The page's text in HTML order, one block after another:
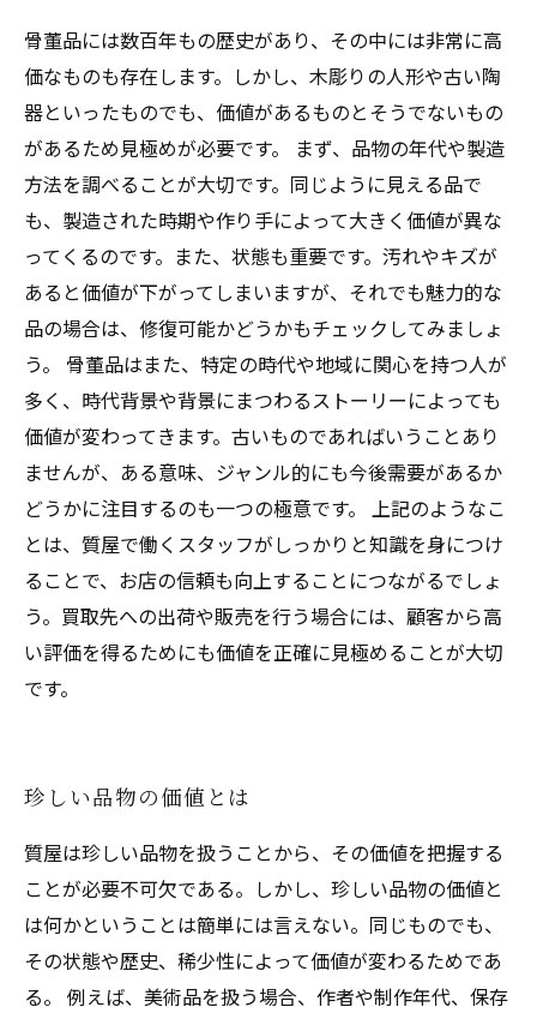
骨董品には数百年もの歴史があり、その中には非常に高
価なものも存在します。しかし、木彫りの人形や古い陶
器といったものでも、価値があるものとそうでないもの
があるため見極めが必要です。 まず、品物の年代や製造
方法を調べることが大切です。同じように見える品で
も、製造された時期や作り手によって大きく価値が異な
ってくるのです。また、状態も重要です。汚れやキズが
あると価値が下がってしまいますが、それでも魅力的な
品の場合は、修復可能かどうかもチェックしてみましょ
う。 骨董品はまた、特定の時代や地域に関心を持つ人が
多く、時代背景や背景にまつわるストーリーによっても
価値が変わってきます。古いものであればいうことあり
ませんが、ある意味、ジャンル的にも今後需要があるか
どうかに注目するのも一つの極意です。 上記のようなこ
とは、質屋で働くスタッフがしっかりと知識を身につけ
ることで、お店の信頼も向上することにつながるでしょ
う。買取先への出荷や販売を行う場合には、顧客から高
い評価を得るためにも価値を正確に見極めることが大切
です。
珍しい品物の価値とは
質屋は珍しい品物を扱うことから、その価値を把握する
ことが必要不可欠である。しかし、珍しい品物の価値と
は何かということは簡単には言えない。同じものでも、
その状態や歴史、稀少性によって価値が変わるためであ
る。 例えば、美術品を扱う場合、作者や制作年代、保存